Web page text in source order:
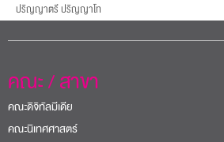
ปริญญาตรี ปริญญาโท
คณะ / สาขา
คณะดิจิทัลมีเดีย
คณะนิเทศศาสตร์